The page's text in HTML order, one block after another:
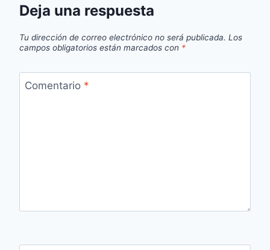
Deja una respuesta
Tu dirección de correo electrónico no será publicada. Los
campos obligatorios están marcados con *
Comentario *